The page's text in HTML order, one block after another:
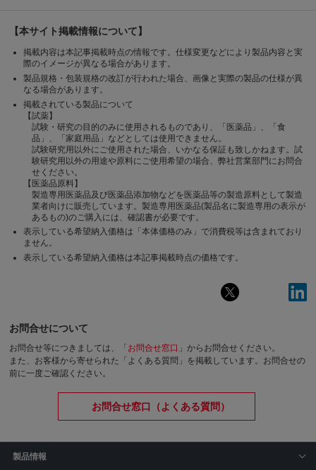
【本サイト掲載情報について】
掲載内容は本記事掲載時点の情報です。仕様変更などにより製品内容と実
際のイメージが異なる場合があります。
製品規格・包装規格の改訂が行われた場合、画像と実際の製品の仕様が異
なる場合があります。
掲載されている製品について
【試薬】
試験・研究の目的のみに使用されるものであり、「医薬品」、「食
品」、「家庭用品」などとしては使用できません。
試験研究用以外にご使用された場合、いかなる保証も致しかねます。試
験研究用以外の用途や原料にご使用希望の場合、弊社営業部門にお問合
せください。
【医薬品原料】
製造専用医薬品及び医薬品添加物などを医薬品等の製造原料として製造
業者向けに販売しています。製造専用医薬品(製品名に製造専用の表示が
あるもの)のご購入には、確認書が必要です。
表示している希望納入価格は「本体価格のみ」で消費税等は含まれており
ません。
表示している希望納入価格は本記事掲載時点の価格です。
お問合せについて
お問合せ等につきましては、「 お問合せ窓口 」からお問合せください。
また、お客様から寄せられた「よくある質問」を掲載しています。お問合せの
前に一度ご確認ください。
お問合せ窓口（よくある質問）
製品情報